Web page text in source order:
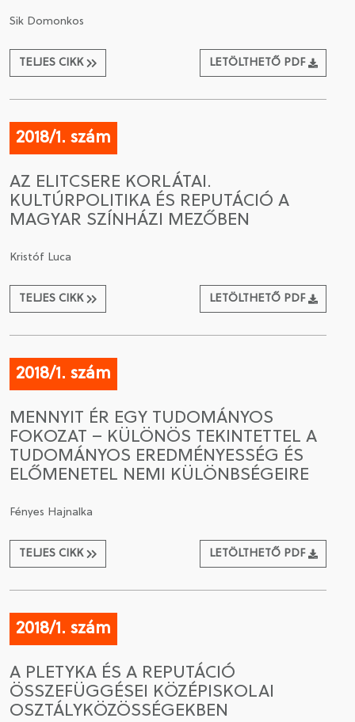
Sik Domonkos
TELJES CIKK LETÖLTHETŐ PDF
2018/1. szám
AZ ELITCSERE KORLÁTAI.
KULTÚRPOLITIKA ÉS REPUTÁCIÓ A
MAGYAR SZÍNHÁZI MEZŐBEN
Kristóf Luca
TELJES CIKK LETÖLTHETŐ PDF
2018/1. szám
MENNYIT ÉR EGY TUDOMÁNYOS
FOKOZAT – KÜLÖNÖS TEKINTETTEL A
TUDOMÁNYOS EREDMÉNYESSÉG ÉS
ELŐMENETEL NEMI KÜLÖNBSÉGEIRE
Fényes Hajnalka
TELJES CIKK LETÖLTHETŐ PDF
2018/1. szám
A PLETYKA ÉS A REPUTÁCIÓ
ÖSSZEFÜGGÉSEI KÖZÉPISKOLAI
OSZTÁLYKÖZÖSSÉGEKBEN